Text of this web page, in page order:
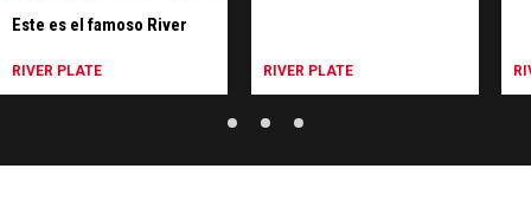
Este es el famoso River
RIVER PLATE RIVER PLATE